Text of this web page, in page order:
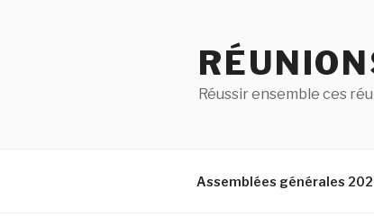
Réussir ensemble ces
Assemblées générales